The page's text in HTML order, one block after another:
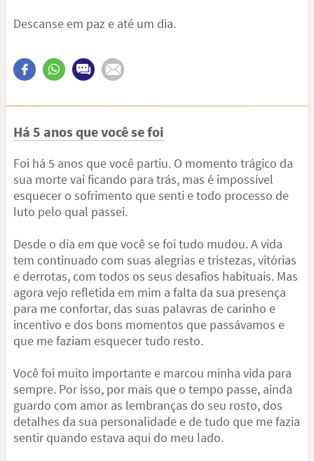
Descanse em paz e até um dia.
Há 5 anos que você se foi
Foi há 5 anos que você partiu. O momento trágico da
sua morte vai ficando para trás, mas é impossível
esquecer o sofrimento que senti e todo processo de
luto pelo qual passei.
Desde o dia em que você se foi tudo mudou. A vida
tem continuado com suas alegrias e tristezas, vitórias
e derrotas, com todos os seus desafios habituais. Mas
agora vejo refletida em mim a falta da sua presença
para me confortar, das suas palavras de carinho e
incentivo e dos bons momentos que passávamos e
que me faziam esquecer tudo resto.
Você foi muito importante e marcou minha vida para
sempre. Por isso, por mais que o tempo passe, ainda
guardo com amor as lembranças do seu rosto, dos
detalhes da sua personalidade e de tudo que me fazia
sentir quando estava aqui do meu lado.